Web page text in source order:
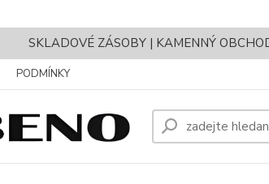
SKLADOVÉ ZÁSOBY | KAMENNÝ
PODMÍNKY